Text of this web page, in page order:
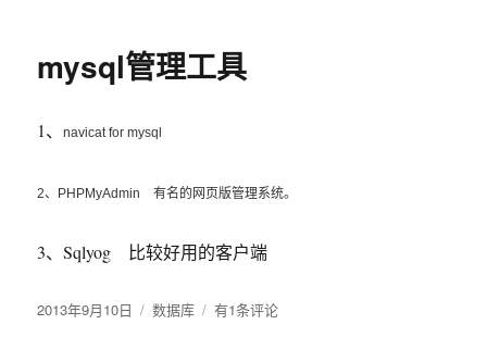
mysql管理工具
1、navicat for mysql
2、PHPMyAdmin 有名的网页版管理系统。
3、Sqlyog 比较好用的客户端
发
2013年9月10日
分
数据库
mysql
有1条评论